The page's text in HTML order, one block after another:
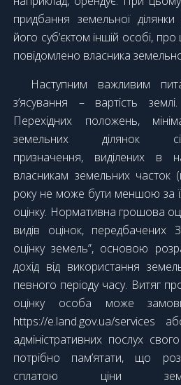
придбання земельної
його суб’єктом іншій особі,
повідомлено власника
Наступним важливим питанням, яке потребує
з’ясування – вартість
Перехідних положень,
земельних ділянок
призначення, виділених в
власникам земельних часток
року не може бути меншою за
оцінку. Нормативна грошова
видів оцінок, передбачених
оцінку земель”, основою
дохід від використання
певного періоду часу. Витяг
оцінку особа може
https://e.land.gov.ua/services
адміністративних послух
потрібно пам’ятати, що
сплатою ціни